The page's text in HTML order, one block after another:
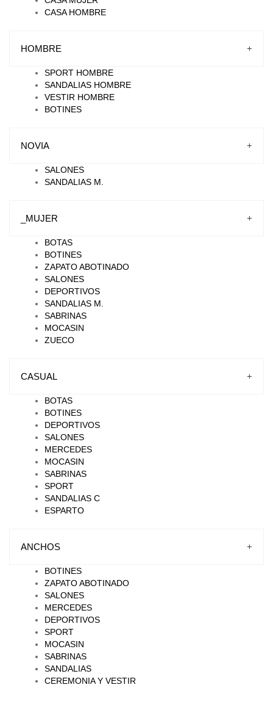
CASA HOMBRE
HOMBRE +
SPORT HOMBRE
SANDALIAS HOMBRE
VESTIR HOMBRE
BOTINES
NOVIA +
SALONES
SANDALIAS M.
_MUJER +
BOTAS
BOTINES
ZAPATO ABOTINADO
SALONES
DEPORTIVOS
SANDALIAS M.
SABRINAS
MOCASIN
ZUECO
CASUAL +
BOTAS
BOTINES
DEPORTIVOS
SALONES
MERCEDES
MOCASIN
SABRINAS
SPORT
SANDALIAS C
ESPARTO
ANCHOS +
BOTINES
ZAPATO ABOTINADO
SALONES
MERCEDES
DEPORTIVOS
SPORT
MOCASIN
SABRINAS
SANDALIAS
CEREMONIA Y VESTIR